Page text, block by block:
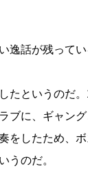
逸話が残ってい
たというのだ
ブに、ギャン
をしたため、
うのだ。